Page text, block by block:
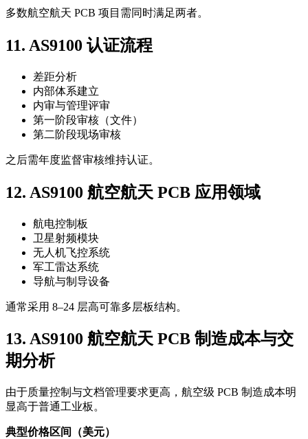
多数航空航天 PCB 项目需同时满足两者。
11. AS9100 认证流程
差距分析
内部体系建立
内审与管理评审
第一阶段审核（文件）
第二阶段现场审核
之后需年度监督审核维持认证。
12. AS9100 航空航天 PCB 应用领域
航电控制板
卫星射频模块
无人机飞控系统
军工雷达系统
导航与制导设备
通常采用 8–24 层高可靠多层板结构。
13. AS9100 航空航天 PCB 制造成本与交
期分析
由于质量控制与文档管理要求更高，航空级 PCB 制造成本明
显高于普通工业板。
典型价格区间（美元）